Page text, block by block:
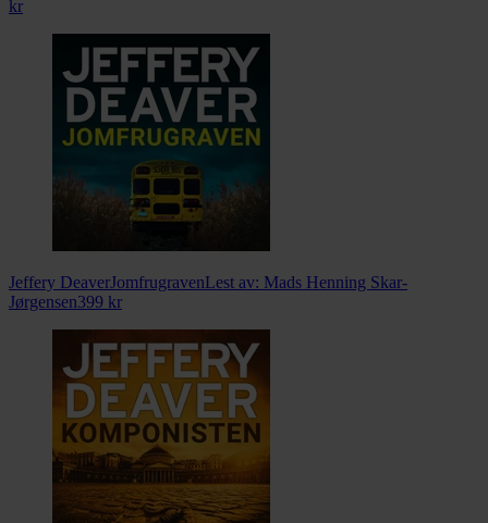
kr
Jeffery DeaverJomfrugravenLest av: Mads Henning Skar-
Jørgensen399 kr